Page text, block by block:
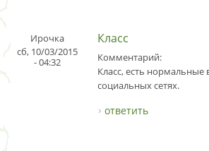
Ирочка
сб, 10/03/2015
- 04:32
Класс
Комментарий:
Класс, есть нормальные
социальных сетях.
ответить